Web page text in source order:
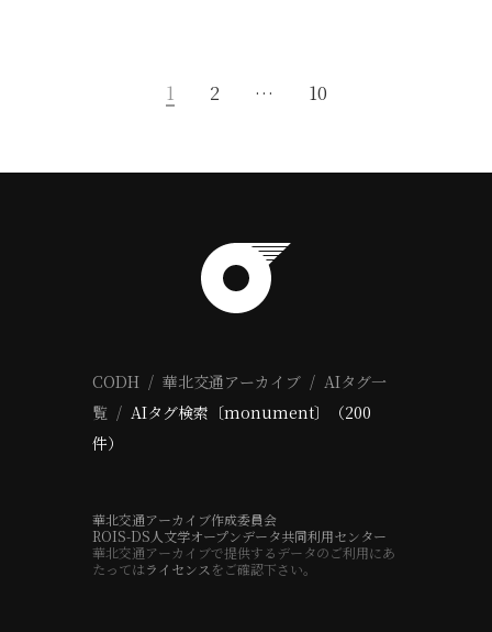
1 2 … 10
CODH 華北交通アーカイブ
AIタグ一
覧
AIタグ検索〔monument〕（200
件）
華北交通アーカイブ作成委員会
ROIS-DS人文学オープンデータ共同利用センター
華北交通アーカイブで提供するデータのご利用にあ
たってはライセンス をご確認下さい。